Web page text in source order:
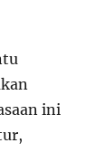
ini